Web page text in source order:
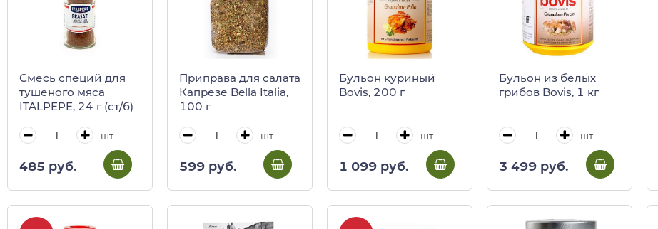
Смесь специй для
тушеного мяса
ITALPEPE, 24 г (ст/б)
шт
485 руб.
Приправа для салата
Капрезе Bella Italia,
100 г
шт
599 руб.
Бульон куриный
Bovis, 200 г
шт
1 099 руб.
Бульон из белых
грибов Bovis, 1 кг
шт
3 499 руб.